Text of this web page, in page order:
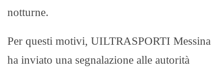
notturne.
Per questi motivi, UILTRASPORTI Messina
ha inviato una segnalazione alle autorità